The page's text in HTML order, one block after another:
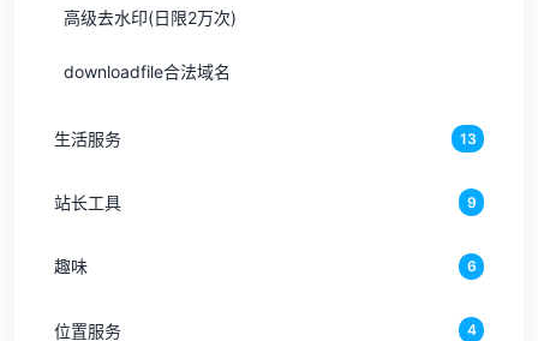
高级去水印(日限2万次)
downloadfile合法域名
生活服务 13
站长工具 9
趣味 6
位置服务 4